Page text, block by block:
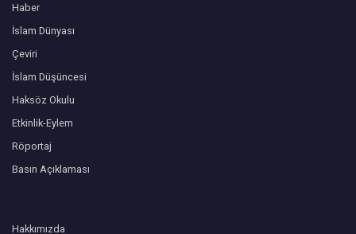
Haber
İslam Dünyası
Çeviri
İslam Düşüncesi
Haksöz Okulu
Etkinlik-Eylem
Röportaj
Basın Açıklaması
Hakkımızda